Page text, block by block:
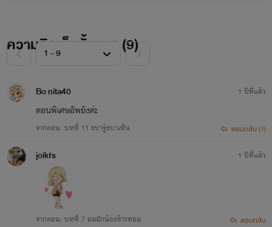
ความคิดเห็นทั้งหมด (9)
Bo nita40
ตอนพิเศษอัพยังค่ะ
จากตอน: บทที่ 11 ชบารู้ชบาเห็น
1 ปีที่แล้ว
ตอบกลับ (1)
joikfs
จากตอน: บทที่ 7 ผมมักน้องข้าวหอม
1 ปีที่แล้ว
ตอบกลับ